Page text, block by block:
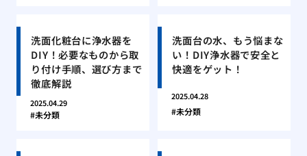
洗面化粧台に浄水器を
DIY！必要なものから取
り付け手順、選び方まで
徹底解説
2025.04.29
未分類
洗面台の水、もう悩まな
い！DIY浄水器で安全と
快適をゲット！
2025.04.28
未分類